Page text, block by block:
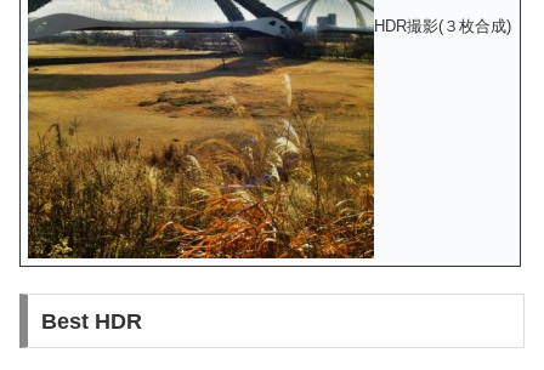
HDR撮影(３枚合成)
Best HDR